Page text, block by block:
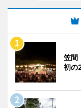
笠間
初の